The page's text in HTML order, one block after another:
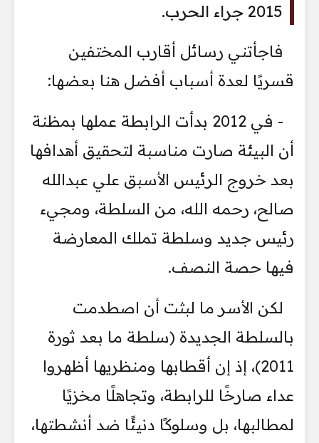
2015 جراء الحرب.
فاجأتني رسائل أقارب المختفين
قسريًا لعدة أسباب أفضل هنا بعضها:
- في 2012 بدأت الرابطة عملها بمظنة
أن البيئة صارت مناسبة لتحقيق أهدافها
بعد خروج الرئيس الأسبق علي عبدالله
صالح، رحمه الله، من السلطة، ومجيء
رئيس جديد وسلطة تملك المعارضة
فيها حصة النصف.
لكن الأسر ما لبثت أن اصطدمت
بالسلطة الجديدة (سلطة ما بعد ثورة
2011)، إذ إن أقطابها ومنظريها أظهروا
عداء صارخًا للرابطة، وتجاهلًا مخزيًا
لمطالبها، بل وسلوكًا دنيئًا ضد أنشطتها،